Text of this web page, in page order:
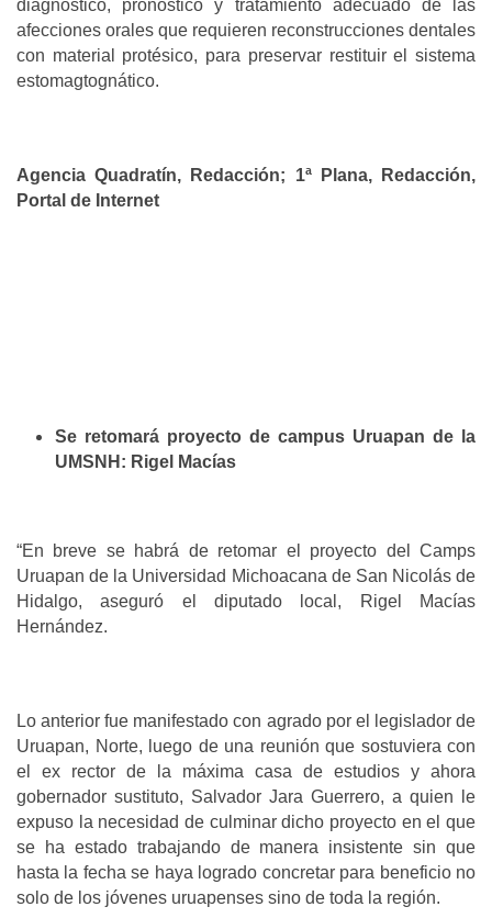
diagnóstico, pronóstico y tratamiento adecuado de las
afecciones orales que requieren reconstrucciones dentales
con material protésico, para preservar restituir el sistema
estomagtognático.
Agencia Quadratín, Redacción; 1ª Plana, Redacción,
Portal de Internet
Se retomará proyecto de campus Uruapan de la
UMSNH: Rigel Macías
“En breve se habrá de retomar el proyecto del Camps
Uruapan de la Universidad Michoacana de San Nicolás de
Hidalgo, aseguró el diputado local, Rigel Macías
Hernández.
Lo anterior fue manifestado con agrado por el legislador de
Uruapan, Norte, luego de una reunión que sostuviera con
el ex rector de la máxima casa de estudios y ahora
gobernador sustituto, Salvador Jara Guerrero, a quien le
expuso la necesidad de culminar dicho proyecto en el que
se ha estado trabajando de manera insistente sin que
hasta la fecha se haya logrado concretar para beneficio no
solo de los jóvenes uruapenses sino de toda la región.